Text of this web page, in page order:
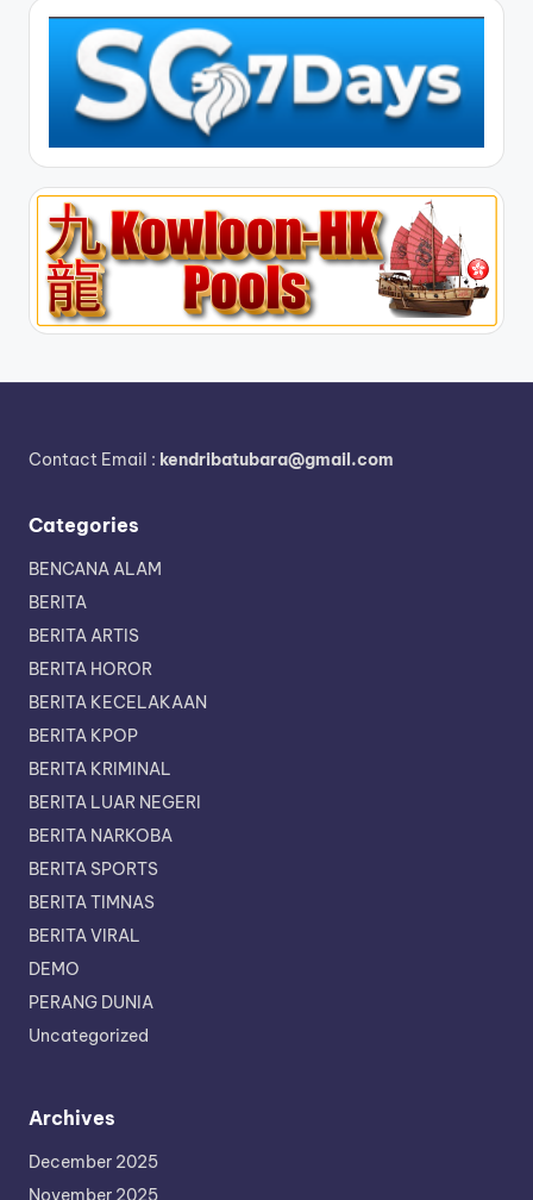
Contact Email : kendribatubara@gmail.com
Categories
BENCANA ALAM
BERITA
BERITA ARTIS
BERITA HOROR
BERITA KECELAKAAN
BERITA KPOP
BERITA KRIMINAL
BERITA LUAR NEGERI
BERITA NARKOBA
BERITA SPORTS
BERITA TIMNAS
BERITA VIRAL
DEMO
PERANG DUNIA
Uncategorized
Archives
December 2025
November 2025